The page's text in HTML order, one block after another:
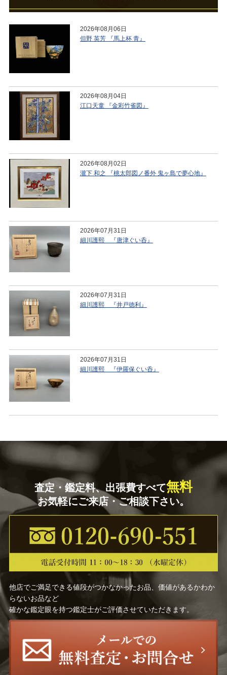
2026年08月06日
但野 英芳 『馬上杯 青』
2026年08月04日
江口天童 『金彩竹雀図』
2026年08月02日
瀧下 和之 『桃太郎図ノ番外 鬼ヶ島で夢心地』
2026年07月31日
細川護熙 『唐津ぐい呑』
2026年07月31日
細川護熙 『井戸徳利』
2026年07月31日
細川護熙 『伊羅保ぐい呑』
査定・鑑定料、出張費すべて無料
お気軽にご来店・ご相談下さい。
他店でご満足できる値段がつかなかったお品、価値があるかわか
らないお品など
確かな鑑定眼を持つ鑑定士がご評価させていただきます。